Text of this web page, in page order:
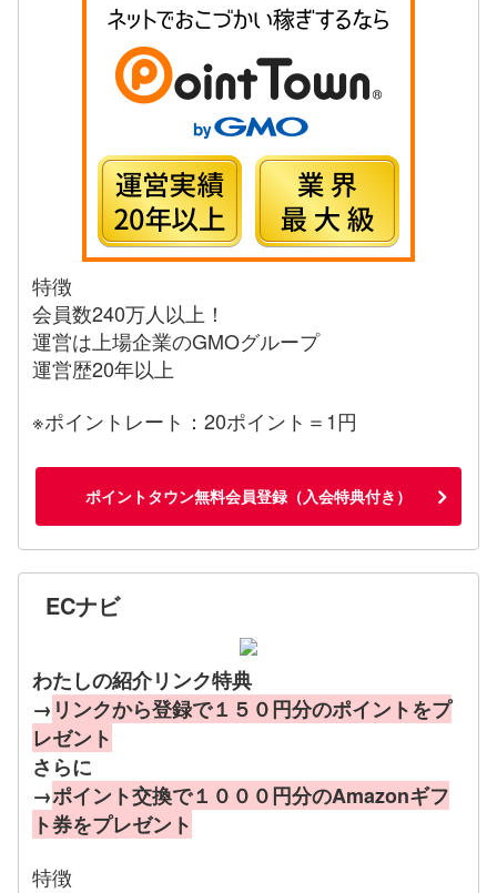
特徴
会員数240万人以上！
運営は上場企業のGMOグループ
運営歴20年以上
※ポイントレート：20ポイント＝1円
ポイントタウン無料会員登録（入会特典付き）
ECナビ
わたしの紹介リンク特典
→ リンクから登録で１５０円分のポイントをプ
レゼント
さらに
→ポイント交換で１０００円分のAmazonギフ
ト券をプレゼント
特徴